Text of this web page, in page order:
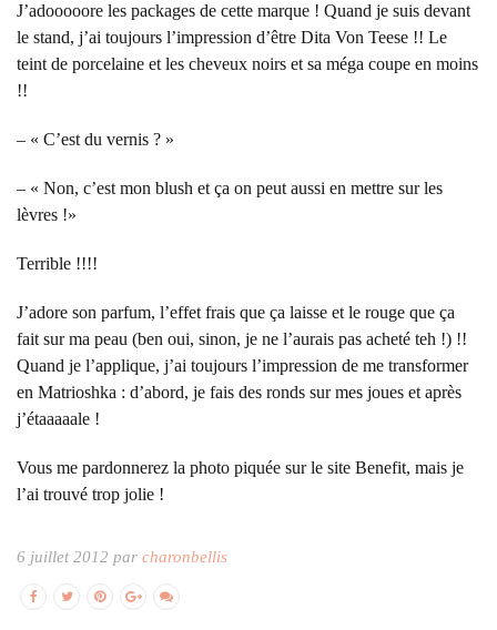
J’adooooore les packages de cette marque ! Quand je suis devant
le stand, j’ai toujours l’impression d’être Dita Von Teese !! Le
teint de porcelaine et les cheveux noirs et sa méga coupe en moins
!!
– « C’est du vernis ? »
– « Non, c’est mon blush et ça on peut aussi en mettre sur les
lèvres !»
Terrible !!!!
J’adore son parfum, l’effet frais que ça laisse et le rouge que ça
fait sur ma peau (ben oui, sinon, je ne l’aurais pas acheté teh !) !!
Quand je l’applique, j’ai toujours l’impression de me transformer
en Matrioshka : d’abord, je fais des ronds sur mes joues et après
j’étaaaaale !
Vous me pardonnerez la photo piquée sur le site Benefit, mais je
l’ai trouvé trop jolie !
6 juillet 2012 par charonbellis